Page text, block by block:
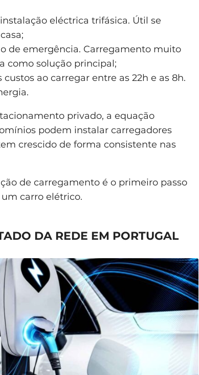
eléctrica trifásica. Útil se
de emergência. Carregamento muito
como solução principal;
custos ao carregar entre as 22h e as 8h.
privado, a equação
podem instalar carregadores
crescido de forma consistente nas
de carregamento é o primeiro passo
carro elétrico.
DA REDE EM PORTUGAL